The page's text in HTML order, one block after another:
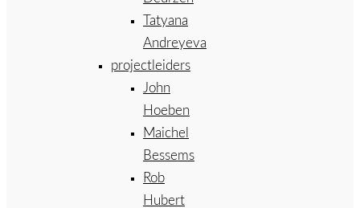
Tatyana
Andreyeva
projectleiders
John
Hoeben
Maichel
Bessems
Rob
Hubert